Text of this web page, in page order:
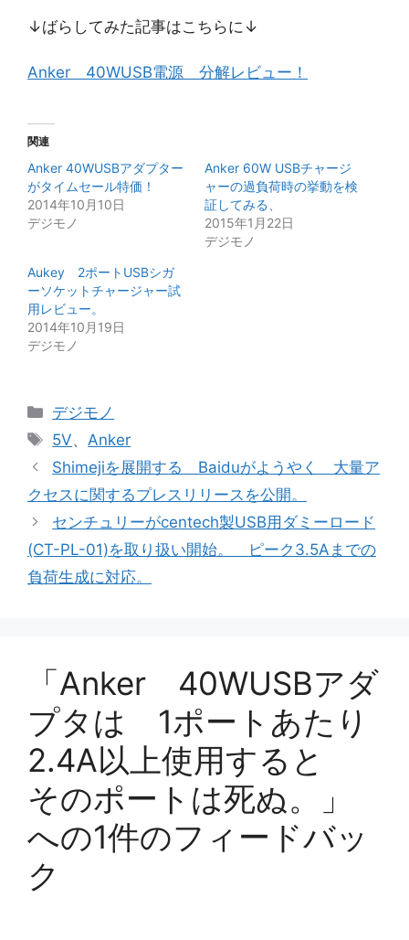
↓ばらしてみた記事はこちらに↓
Anker 40WUSB電源 分解レビュー！
関連
Anker 40WUSBアダプター
がタイムセール特価！
2014年10月10日
デジモノ
Anker 60W USBチャージ
ャーの過負荷時の挙動を検
証してみる、
2015年1月22日
デジモノ
Aukey 2ポートUSBシガ
ーソケットチャージャー試
用レビュー。
2014年10月19日
デジモノ
カ
テ
リ
ー
デジモノ
タ
グ
5V、 Anker
Shimejiを展開する Baiduがようやく 大量ア
クセスに関するプレスリリースを公開。
センチュリーがcentech製USB用ダミーロード
(CT-PL-01)を取り扱い開始。 ピーク3.5Aまでの
負荷生成に対応。
「Anker 40WUSBアダ
プタは 1ポートあたり
2.4A以上使用すると
そのポートは死ぬ。」
への1件のフィードバッ
ク